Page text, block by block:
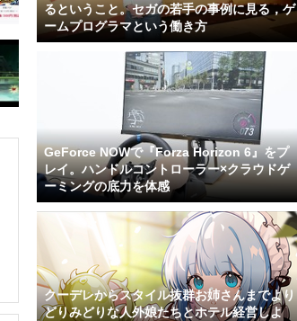
るということ。セガの若手の事例に見る，ゲ
ームプログラマという働き方
GeForce NOWで『Forza Horizon 6』をプ
レイ。ハンドルコントローラー×クラウドゲ
ーミングの底力を体感
クーデレからスタイル抜群お姉さんまでより
どりみどりな人外娘たちとホテル経営しよ